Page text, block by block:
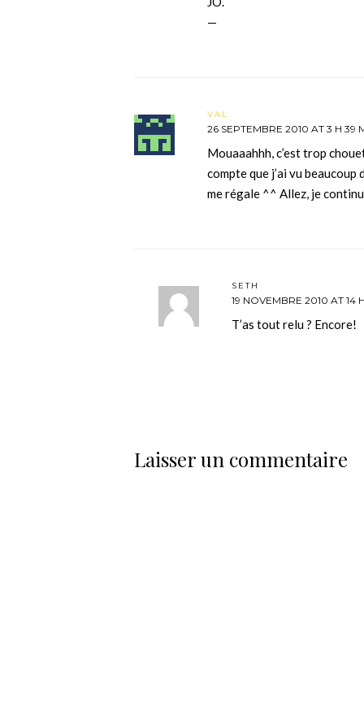
—
VAL
26 SEPTEMBRE 2010 AT 3 H 39
Mouaaahhh, c’est trop
compte que j’ai vu
me régale ^^ Allez, je
SETH
19 NOVEMBRE 2010 AT 14
T’as tout relu ? Encore!
Laisser un commentaire